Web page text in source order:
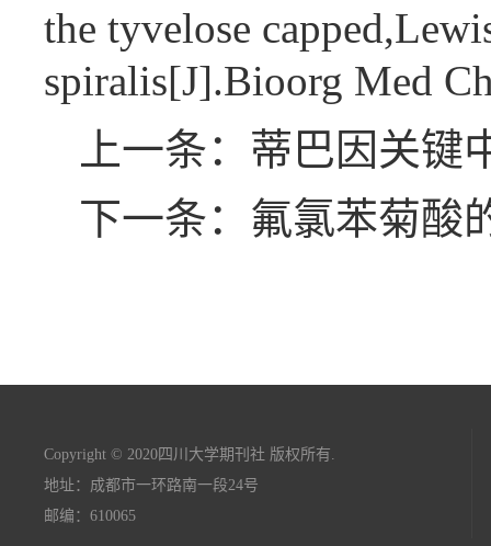
the tyvelose
spiralis[J].Bioorg Med
上一条：蒂巴因关键
下一条：氟氯苯菊酸
Copyright © 2020四川大学期刊社 版权所有.
地址：成都市一环路南一段24号
邮编：610065